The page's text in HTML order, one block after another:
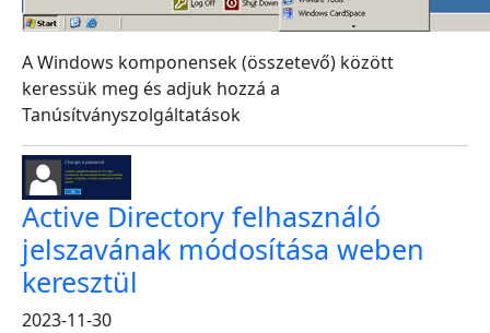
A Windows komponensek (összetevő) között
keressük meg és adjuk hozzá a
Tanúsítványszolgáltatások
Active Directory felhasználó
jelszavának módosítása weben
keresztül
2023-11-30